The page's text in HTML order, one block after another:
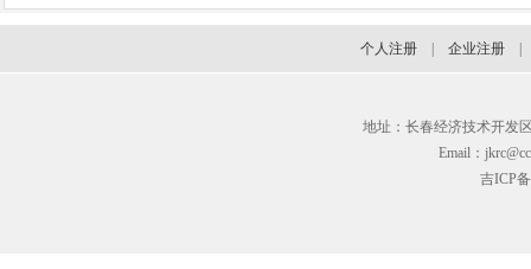
个人注册 企业注册
地址：长春经济技术开发
Email：
吉ICP